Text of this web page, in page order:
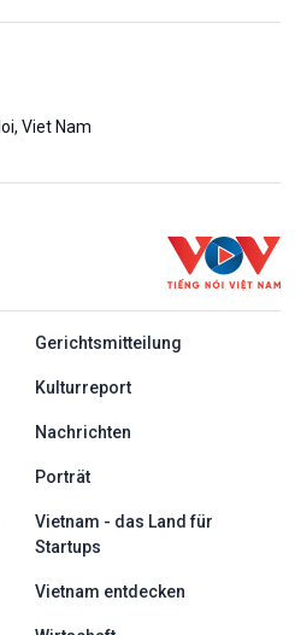
Viet Nam
Đức
Gerichtsmitteilung
Kulturreport
Nachrichten
Porträt
Vietnam - das Land für
Startups
Vietnam entdecken